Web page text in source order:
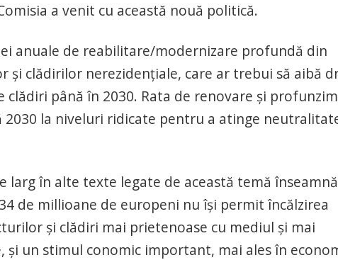
a venit cu această nouă politică.
anuale de reabilitare/modernizare profundă din
și clădirilor nerezidențiale, care ar trebui să aibă
până în 2030. Rata de renovare și
la niveluri ridicate pentru a atinge
larg în alte texte legate de această temă
de millioane de europeni nu își permit încălzirea
și clădiri mai prietenoase cu mediul și mai
un stimul conomic important, mai ales în